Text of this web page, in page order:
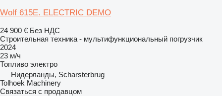
Wolf 615E. ELECTRIC DEMO
24 900 € Без НДС
Строительная техника - мультифункциональный погрузчик
2024
23 м/ч
Топливо электро
Нидерланды, Scharsterbrug
Tolhoek Machinery
Связаться с продавцом